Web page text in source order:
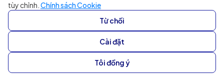
Human Agent, Chatbot, AI Agent: Bộ ba hoàn hảo
nâng tầm chăm sóc khách hàng thời đại mới
tùy chỉnh. Chính sách Cookie
Từ chối
Cài đặt
Tôi đồng ý